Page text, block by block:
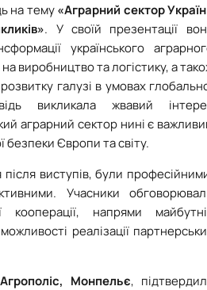
на тему«Аграрний сектор
. У своїй презентації
українського
виробництво та логістику, а
галузі в умовах
викликала жвавий
аграрний сектор нині є
Європи та світу.
після виступів, були
Учасники
кооперації, напрями
реалізації
Монпельє,